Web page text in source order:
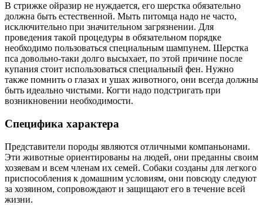
В стрижке ойразир не нуждается, его шерстка обязательно
должна быть естественной. Мыть питомца надо не часто,
исключительно при значительном загрязнении. Для
проведения такой процедуры в обязательном порядке
необходимо пользоваться специальным шампунем. Шерстка
пса довольно-таки долго высыхает, по этой причине после
купания стоит использоваться специальный фен. Нужно
также помнить о глазах и ушах животного, они всегда должны
быть идеально чистыми. Когти надо подстригать при
возникновении необходимости.
Специфика характера
Представители породы являются отличными компаньонами.
Эти животные ориентированы на людей, они преданны своим
хозяевам и всем членам их семей. Собаки созданы для легкого
приспособления к домашним условиям, они повсюду следуют
за хозяином, сопровождают и защищают его в течение всей
жизни.